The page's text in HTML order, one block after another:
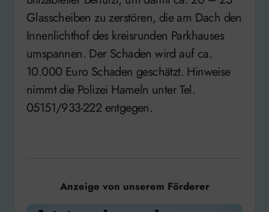
Glasscheiben zu zerstören, die am Dach den
Innenlichthof des kreisrunden Parkhauses
umspannen. Der Schaden wird auf ca.
10.000 Euro Schaden geschätzt. Hinweise
nimmt die Polizei Hameln unter Tel.
05151/933-222 entgegen.
Anzeige von unserem Förderer